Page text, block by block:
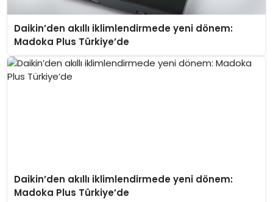
Daikin’den akıllı iklimlendirmede yeni dönem:
Madoka Plus Türkiye’de
Daikin’den akıllı iklimlendirmede yeni dönem:
Madoka Plus Türkiye’de